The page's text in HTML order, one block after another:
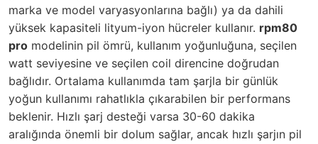
marka ve model varyasyonlarına bağlı) ya da dahili
yüksek kapasiteli lityum-iyon hücreler kullanır. rpm80
pro modelinin pil ömrü, kullanım yoğunluğuna, seçilen
watt seviyesine ve seçilen coil direncine doğrudan
bağlıdır. Ortalama kullanımda tam şarjla bir günlük
yoğun kullanımı rahatlıkla çıkarabilen bir performans
beklenir. Hızlı şarj desteği varsa 30-60 dakika
aralığında önemli bir dolum sağlar, ancak hızlı şarjın pil